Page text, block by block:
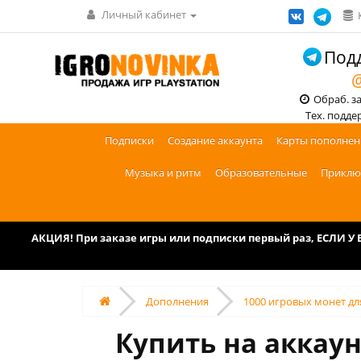
Личный кабинет
Обраб.
Тех.
Подписки
Создание аккаунта Карты
Музыка и ритм Образовательные
АКЦИЯ! При заказе игры или подписки первый раз, ЕСЛИ
Дополнения ‎1000 игровых монет
Купить на